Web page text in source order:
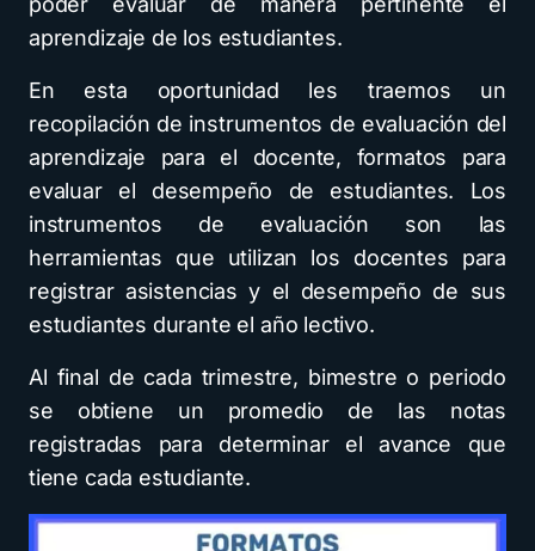
aprendizaje de los estudiantes.
En esta oportunidad les traemos un
recopilación de instrumentos de evaluación del
aprendizaje para el docente, formatos para
evaluar el desempeño de estudiantes. Los
instrumentos de evaluación son las
herramientas que utilizan los docentes para
registrar asistencias y el desempeño de sus
estudiantes durante el año lectivo.
Al final de cada trimestre, bimestre o periodo
se obtiene un promedio de las notas
registradas para determinar el avance que
tiene cada estudiante.